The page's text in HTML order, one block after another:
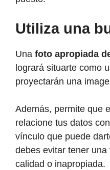
Utiliza una
Una foto apropiada
logrará situarte como
proyectarán una
Además, permite que
relacione tus datos
vínculo que puede
debes evitar tener
calidad o inapropiada.